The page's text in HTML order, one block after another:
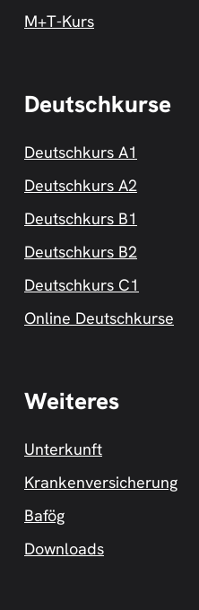
M+T-Kurs
Deutschkurse
Deutschkurs A1
Deutschkurs A2
Deutschkurs B1
Deutschkurs B2
Deutschkurs C1
Online Deutschkurse
Weiteres
Unterkunft
Krankenversicherung
Bafög
Downloads